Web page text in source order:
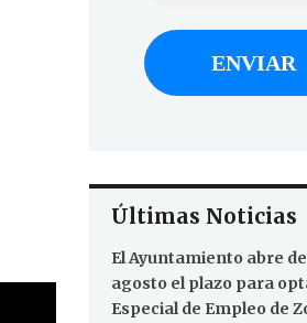
Últimas Noticias
El Ayuntamiento abre
agosto el plazo para
Especial de Empleo de